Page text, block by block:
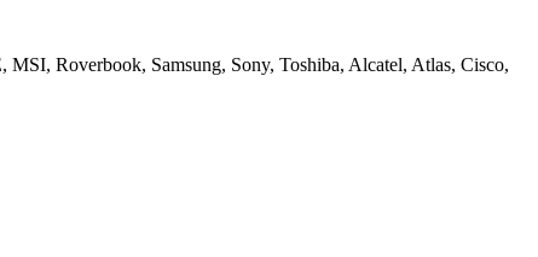
Roverbook, Samsung, Sony, Toshiba, Alcatel, Atlas, Cisco,